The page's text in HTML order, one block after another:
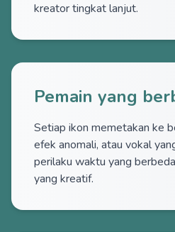
kreator tingkat lanjut.
Pemain yang
Setiap ikon memetakan ke
efek anomali, atau vokal
perilaku waktu yang
yang kreatif.